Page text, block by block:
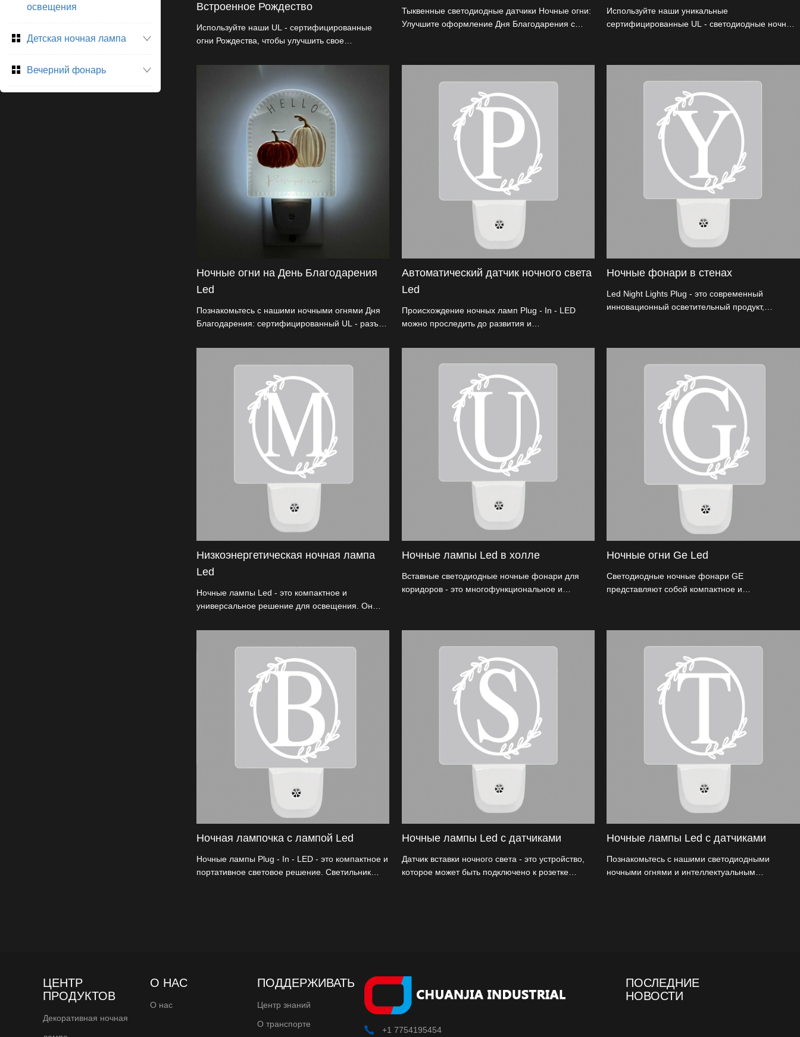
освещения
Детская ночная лампа
Вечерний фонарь
Встроенное Рождество
Используйте наши UL - сертифицированные
огни Рождества, чтобы улучшить свое
светящейся акриловой кислоты, отражающей
очарование стекла, с вращающимся
основанием на 90° и функцией автоматического
датчика, освещающего пространство, когда
солнце тускнеет. Этот светодиодный вставной
ночной фонарь идеально подходит как для
импортеров, так и для оптовиков, и является
художественным, сочетая красоту с
инновациями
Тыквенные светодиодные датчики Ночные огни:
Улучшите оформление Дня Благодарения с
тактильную тыквенную конструкцию, которая
отключается в течение дня и обеспечивает
энергоэффективность. Он имеет поворотную
вилку 90° для различных розеток, которые
сочетают в себе фестивали и инновации.
Идеально подходит для оптовиков, которые
ищут варианты настройки.
Используйте наши уникальные
сертифицированные UL - светодиодные ночные
основание 90°, вмещающее различные розетки,
праздничную атмосферу, используя безопасную
первую конструкцию огнестойкого материала
ABS. Идеально подходит для оптовиков и
импортеров, которые ищут высококачественное,
настраиваемое праздничное освещение.
Осветите этот сезон с непревзойденной
элегантностью.
Ночные огни на День Благодарения
Led
Познакомьтесь с нашими ночными огнями Дня
Благодарения: сертифицированный UL - разъем
дизайном тыквы. Он имеет гибкое вращение на
90° и может использоваться в различных
розетках, а огнестойкое основание ABS
обеспечивает безопасность. Идеально подходит
для праздничного оформления, он предлагает
оптовикам конкурентоспособные цены и
варианты настройки. Отличное освещение
Автоматический датчик ночного света
Led
Происхождение ночных ламп Plug - In - LED
можно проследить до развития и
(светодиодов).
Ночные фонари в стенах
Led Night Lights Plug - это современный
инновационный осветительный продукт,
Низкоэнергетическая ночная лампа
Led
Ночные лампы Led - это компактное и
универсальное решение для освещения. Он
технологию для обеспечения устойчивого и
экономичного освещения.
Ночные лампы Led в холле
Вставные светодиодные ночные фонари для
коридоров - это многофункциональное и
и компактный ночной фонарь для коридоров
стандартную розетку питания и обеспечивает
мягкое освещение, которое ведет вас через
темный коридор.
Ночные огни Ge Led
Светодиодные ночные фонари GE
представляют собой компактное и
Эти устройства оснащены светодиодными
свет и идеально подходят для различных
приложений в вашем доме.
Ночная лампочка с лампой Led
Ночные лампы Plug - In - LED - это компактное и
портативное световое решение. Светильник
Ночные лампы Led с датчиками
Датчик вставки ночного света - это устройство,
которое может быть подключено к розетке
Ночные лампы Led с датчиками
Познакомьтесь с нашими светодиодными
ночными огнями и интеллектуальным
фонари, которые любят наши клиенты.
ЦЕНТР
ПРОДУКТОВ
Декоративная ночная
О НАС
О нас
ПОДДЕРЖИВАТЬ
Центр знаний
О транспорте
+1 7754195454
ПОСЛЕДНИЕ
НОВОСТИ